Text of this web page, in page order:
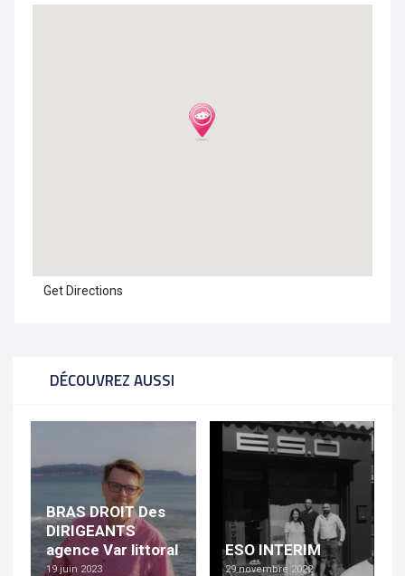
Get Directions
DÉCOUVREZ AUSSI
BRAS DROIT Des
DIRIGEANTS
agence Var littoral
19 juin 2023
ESO INTERIM
29 novembre 2022